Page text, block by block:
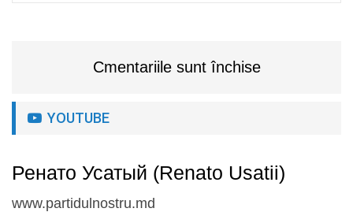
Cmentariile sunt închise
YOUTUBE
Ренато Усатый (Renato Usatii)
www.partidulnostru.md